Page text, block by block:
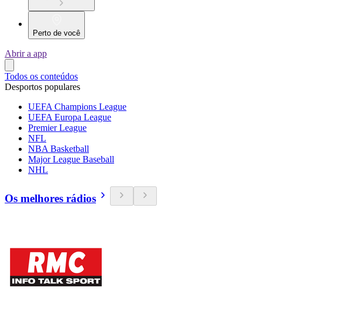
Perto de você
Abrir a app
Todos os conteúdos
Desportos populares
UEFA Champions League
UEFA Europa League
Premier League
NFL
NBA Basketball
Major League Baseball
NHL
Os melhores rádios